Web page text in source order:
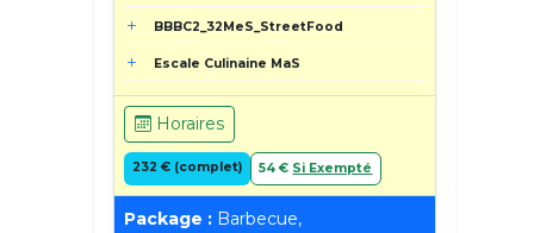
BBBC2_32MeS_StreetFood
Escale Culinaine MaS
Horaires
232 € (complet) 54 € Si Exempté
Package : Barbecue,